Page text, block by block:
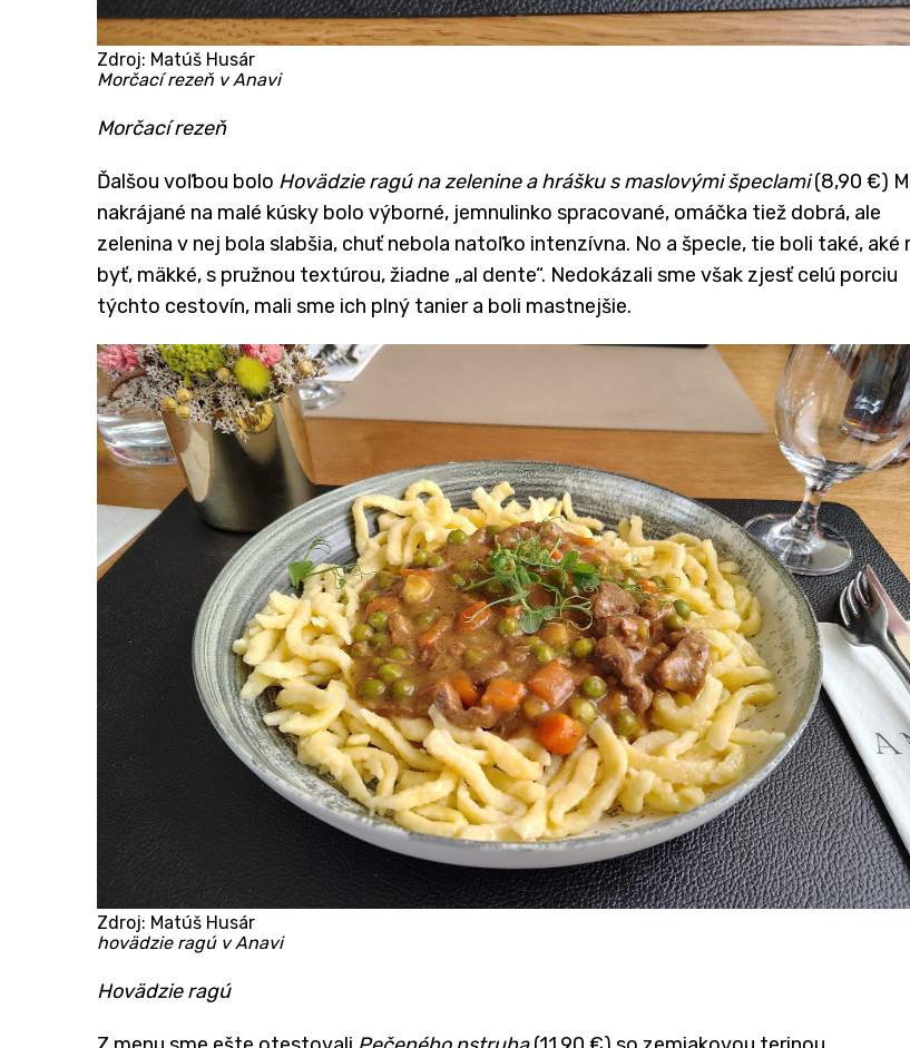
Zdroj: Matúš Husár
Morčací rezeň v Anavi
​Morčací rezeň
Ďalšou voľbou bolo Hovädzie ragú na zelenine a hrášku s maslovými špeclami(8,90 €)
nakrájané na malé kúsky bolo výborné, jemnulinko spracované, omáčka tiež dobrá, ale
zelenina v nej bola slabšia, chuť nebola natoľko intenzívna. No a špecle, tie boli také, aké
byť, mäkké, s pružnou textúrou, žiadne „al dente“. Nedokázali sme však zjesť celú porciu
týchto cestovín, mali sme ich plný tanier a boli mastnejšie.
Zdroj: Matúš Husár
hovädzie ragú v Anavi
​Hovädzie ragú